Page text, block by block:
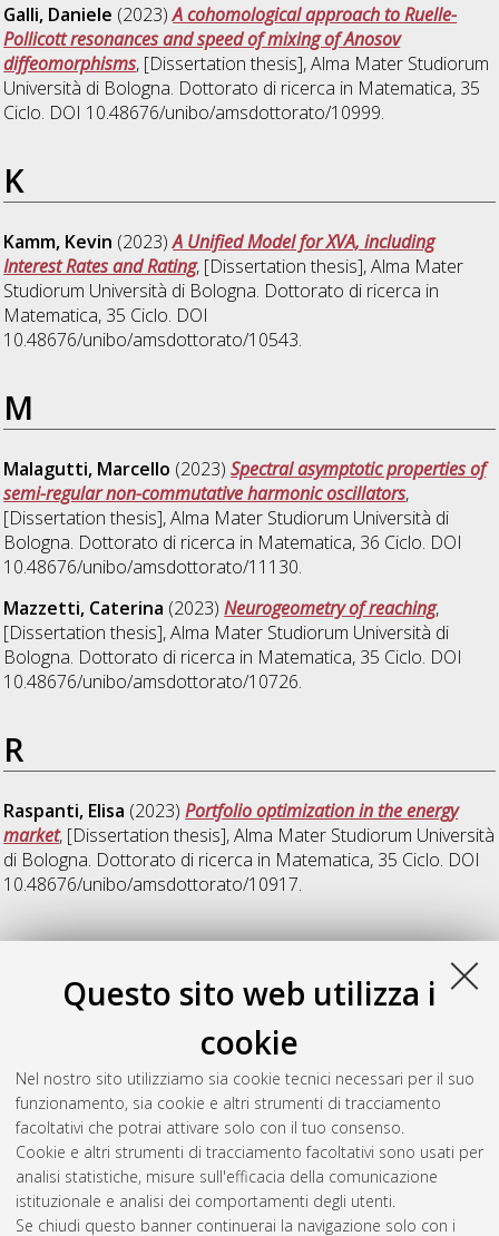
Questo sito web utilizza i
cookie
Nel nostro sito utilizziamo sia cookie tecnici necessari per il suo
funzionamento, sia cookie e altri strumenti di tracciamento
facoltativi che potrai attivare solo con il tuo consenso.
Cookie e altri strumenti di tracciamento facoltativi sono usati per
analisi statistiche, misure sull'efficacia della comunicazione
istituzionale e analisi dei comportamenti degli utenti.
Se chiudi questo banner continuerai la navigazione solo con i
Galli, Daniele (2023)A cohomological approach to Ruelle-
Pollicott resonances and speed of mixing of Anosov
diffeomorphisms, [Dissertation thesis], Alma Mater Studiorum
Università di Bologna. Dottorato di ricerca in Matematica, 35
Ciclo. DOI 10.48676/unibo/amsdottorato/10999.
K
Kamm, Kevin (2023)A Unified Model for XVA, including
Interest Rates and Rating, [Dissertation thesis], Alma Mater
Studiorum Università di Bologna. Dottorato di ricerca in
Matematica, 35 Ciclo. DOI
10.48676/unibo/amsdottorato/10543.
M
Malagutti, Marcello (2023)Spectral asymptotic properties of
semi-regular non-commutative harmonic oscillators,
[Dissertation thesis], Alma Mater Studiorum Università di
Bologna. Dottorato di ricerca in Matematica, 36 Ciclo. DOI
10.48676/unibo/amsdottorato/11130.
Mazzetti, Caterina (2023)Neurogeometry of reaching,
[Dissertation thesis], Alma Mater Studiorum Università di
Bologna. Dottorato di ricerca in Matematica, 35 Ciclo. DOI
10.48676/unibo/amsdottorato/10726.
R
Raspanti, Elisa (2023)Portfolio optimization in the energy
market, [Dissertation thesis], Alma Mater Studiorum Università
di Bologna. Dottorato di ricerca in Matematica, 35 Ciclo. DOI
10.48676/unibo/amsdottorato/10917.
V
Vecchi, Lorenzo (2023)The combinatorics of Hilbert-Poincaré
, [Dissertation thesis], Alma Mater
Studiorum Università di Bologna. Dottorato di ricerca in
Matematica, 36 Ciclo. DOI
10.48676/unibo/amsdottorato/11116.
Questa lista e' stata generata ilSat Aug 8 20:42:40 2026